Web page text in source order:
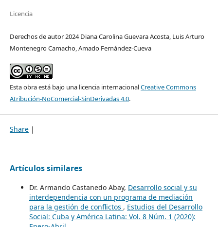
Licencia
Derechos de autor 2024 Diana Carolina Guevara Acosta, Luis Arturo
Montenegro Camacho, Amado Fernández-Cueva
Esta obra está bajo una licencia internacionalCreative Commons
Atribución-NoComercial-SinDerivadas 4.0.
Share |
Artículos similares
Dr. Armando Castanedo Abay, Desarrollo social y su
interdependencia con un programa de mediación
para la gestión de conflictos , Estudios del Desarrollo
Social: Cuba y América Latina: Vol. 8 Núm. 1 (2020):